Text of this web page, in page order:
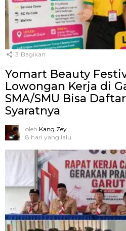
3 Bagikan
Yomart Beauty
Lowongan Kerja di
SMA/SMU Bisa
Syaratnya
oleh Kang Zey
8 hari yang lalu